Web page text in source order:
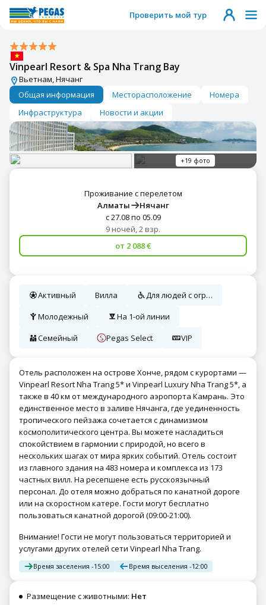
Проверить мой тур
Vinpearl Resort & Spa Nha Trang Bay
Вьетнам, Нячанг
Общая информация
Месторасположение
Номера
Инфраструктура
Новости и акции
+19 фото
Проживание с перелетом
Алматы
Нячанг
с 27.08 по 05.09
9 ночей, 2 взр.
от 2 088 €
Активный Вилла
Для людей с ограниченными возможностями
Молодежный
На 1-ой линии
Семейный
Pegas Select VIP
Отель расположен на острове Хонче, рядом с курортами —
Vinpearl Resort Nha Trang 5* и Vinpearl Luxury Nha Trang 5*, а
также в 40 км от международного аэропорта Камрань. Это
единственное место в заливе Нячанга, где уединенность
тропического пейзажа сочетается с динамизмом
космополитического центра. Вы можете насладиться
спокойствием в гармонии с природой, но всего в
нескольких шагах от мира ярких событий. Отель состоит
из главного здания на 483 номера и комплекса из 173
частных вилл. На ресепшене есть русскоязычный
персонал. До отеля можно добраться по канатной дороге
или на скоростном катере. Гости могут бесплатно
пользоваться канатной дорогой (09:00-21:00).
Внимание! Гости не могут пользоваться территорией и
услугами других отелей сети Vinpearl Nha Trang.
Время заселения -15:00 Время выселения -12:00
Размещение с животными: Нет